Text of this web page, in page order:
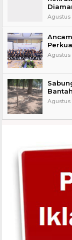
Agustus
Agustus
Agustus